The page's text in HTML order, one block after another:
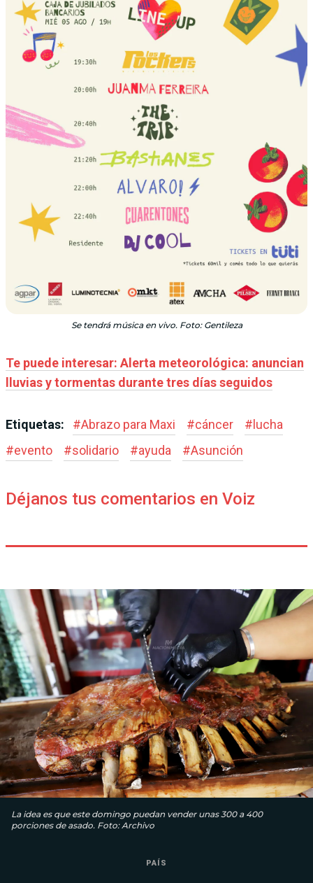
Se tendrá música en vivo. Foto: Gentileza
Te puede interesar: Alerta meteorológica: anuncian
lluvias y tormentas durante tres días seguidos
Etiquetas: #Abrazo para Maxi #cáncer # lucha
#evento #solidario #ayuda #Asunción
Déjanos tus comentarios en Voiz
La idea es que este domingo puedan vender unas 300 a 400
porciones de asado. Foto: Archivo
PAÍS